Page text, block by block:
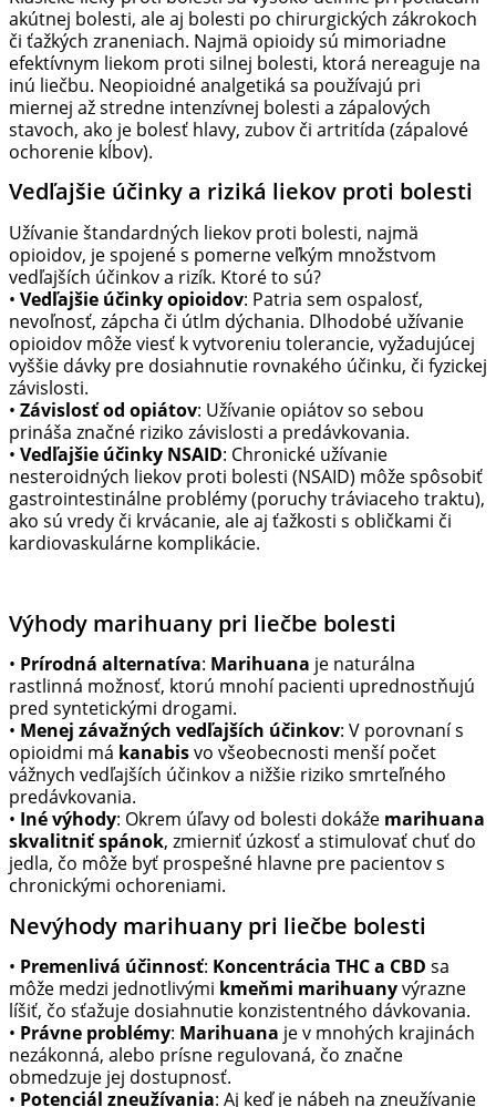
akútnej bolesti, ale aj bolesti po chirurgických zákrokoch
či ťažkých zraneniach. Najmä opioidy sú mimoriadne
efektívnym liekom proti silnej bolesti, ktorá nereaguje na
inú liečbu. Neopioidné analgetiká sa používajú pri
miernej až stredne intenzívnej bolesti a zápalových
stavoch, ako je bolesť hlavy, zubov či artritída (zápalové
ochorenie kĺbov).
Vedľajšie účinky a riziká liekov proti bolesti
Užívanie štandardných liekov proti bolesti, najmä
opioidov, je spojené s pomerne veľkým množstvom
vedľajších účinkov a rizík. Ktoré to sú?
• Vedľajšie účinky opioidov: Patria sem ospalosť,
nevoľnosť, zápcha či útlm dýchania. Dlhodobé užívanie
opioidov môže viesť k vytvoreniu tolerancie, vyžadujúcej
vyššie dávky pre dosiahnutie rovnakého účinku, či fyzickej
závislosti.
• Závislosť od opiátov: Užívanie opiátov so sebou
prináša značné riziko závislosti a predávkovania.
• Vedľajšie účinky NSAID: Chronické užívanie
nesteroidných liekov proti bolesti (NSAID) môže spôsobiť
gastrointestinálne problémy (poruchy tráviaceho traktu),
ako sú vredy či krvácanie, ale aj ťažkosti s obličkami či
kardiovaskulárne komplikácie.
Výhody marihuany pri liečbe bolesti
• Prírodná alternatíva: Marihuana je naturálna
rastlinná možnosť, ktorú mnohí pacienti uprednostňujú
pred syntetickými drogami.
• Menej závažných vedľajších účinkov: V porovnaní s
opioidmi má kanabisvo všeobecnosti menší počet
vážnych vedľajších účinkov a nižšie riziko smrteľného
predávkovania.
• Iné výhody: Okrem úľavy od bolesti dokáže marihuana
skvalitniť spánok, zmierniť úzkosť a stimulovať chuť do
jedla, čo môže byť prospešné hlavne pre pacientov s
chronickými ochoreniami.
Nevýhody marihuany pri liečbe bolesti
• Premenlivá účinnosť: Koncentrácia THC a CBD sa
môže medzi jednotlivými kmeňmi marihuanyvýrazne
líšiť, čo sťažuje dosiahnutie konzistentného dávkovania.
• Právne problémy: Marihuana je v mnohých krajinách
nezákonná, alebo prísne regulovaná, čo značne
obmedzuje jej dostupnosť.
• Potenciál zneužívania: Aj keď je nábeh na zneužívanie